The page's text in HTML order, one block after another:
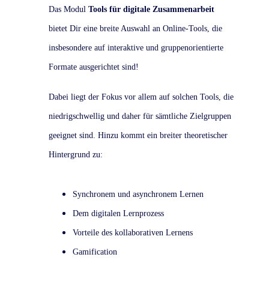
Das Modul Tools für digitale Zusammenarbeit
bietet Dir eine breite Auswahl an Online-Tools, die
insbesondere auf interaktive und gruppenorientierte
Formate ausgerichtet sind!
Dabei liegt der Fokus vor allem auf solchen Tools, die
niedrigschwellig und daher für sämtliche Zielgruppen
geeignet sind. Hinzu kommt ein breiter theoretischer
Hintergrund zu:
Synchronem und asynchronem Lernen
Dem digitalen Lernprozess
Vorteile des kollaborativen Lernens
Gamification